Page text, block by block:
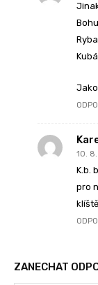
10.
K.b.
pro
ZANECHAT